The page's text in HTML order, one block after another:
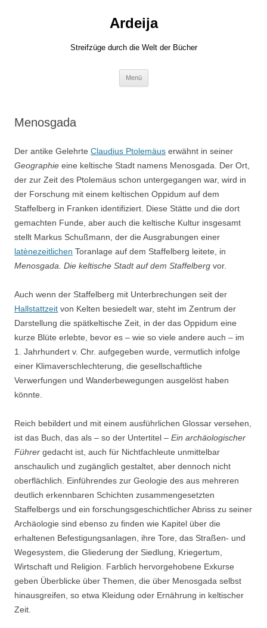
Ardeija
Streifzüge durch die Welt der Bücher
Menü
Menosgada
Der antike Gelehrte Claudius Ptolemäus erwähnt in seiner
Geographie eine keltische Stadt namens Menosgada. Der Ort,
der zur Zeit des Ptolemäus schon untergegangen war, wird in
der Forschung mit einem keltischen Oppidum auf dem
Staffelberg in Franken identifiziert. Diese Stätte und die dort
gemachten Funde, aber auch die keltische Kultur insgesamt
stellt Markus Schußmann, der die Ausgrabungen einer
latènezeitlichen Toranlage auf dem Staffelberg leitete, in
Menosgada. Die keltische Stadt auf dem Staffelberg vor.
Auch wenn der Staffelberg mit Unterbrechungen seit der
Hallstattzeit von Kelten besiedelt war, steht im Zentrum der
Darstellung die spätkeltische Zeit, in der das Oppidum eine
kurze Blüte erlebte, bevor es – wie so viele andere auch – im
1. Jahrhundert v. Chr. aufgegeben wurde, vermutlich infolge
einer Klimaverschlechterung, die gesellschaftliche
Verwerfungen und Wanderbewegungen ausgelöst haben
könnte.
Reich bebildert und mit einem ausführlichen Glossar versehen,
ist das Buch, das als – so der Untertitel – Ein archäologischer
Führer gedacht ist, auch für Nichtfachleute unmittelbar
anschaulich und zugänglich gestaltet, aber dennoch nicht
oberflächlich. Einführendes zur Geologie des aus mehreren
deutlich erkennbaren Schichten zusammengesetzten
Staffelbergs und ein forschungsgeschichtlicher Abriss zu seiner
Archäologie sind ebenso zu finden wie Kapitel über die
erhaltenen Befestigungsanlagen, ihre Tore, das Straßen- und
Wegesystem, die Gliederung der Siedlung, Kriegertum,
Wirtschaft und Religion. Farblich hervorgehobene Exkurse
geben Überblicke über Themen, die über Menosgada selbst
hinausgreifen, so etwa Kleidung oder Ernährung in keltischer
Zeit.